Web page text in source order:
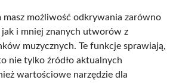
masz możliwość odkrywania zarówno
i mniej znanych utworów z
muzycznych. Te funkcje sprawiają,
nie tylko źródło aktualnych
wartościowe narzędzie dla